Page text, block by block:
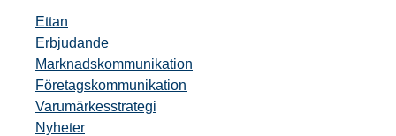
Ettan
Erbjudande
Marknadskommunikation
Företagskommunikation
Varumärkesstrategi
Nyheter